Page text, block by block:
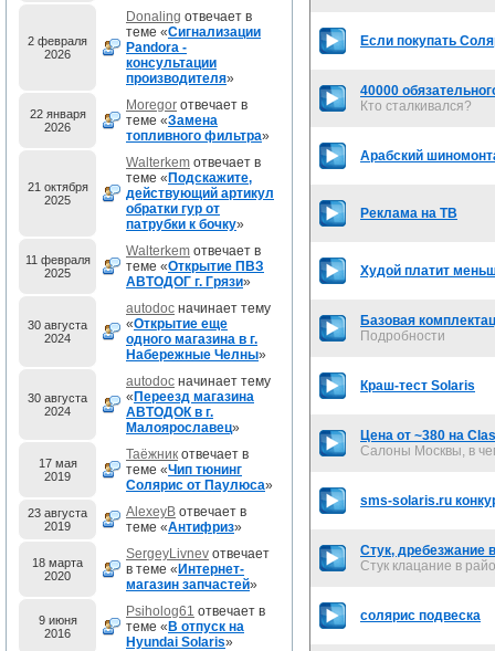
2 февраля
2026
Donaling отвечает в
теме «Сигнализации
Pandora -
консультации
производителя»
22 января
2026
Moregor отвечает в
теме «Замена
топливного фильтра»
21 октября
2025
Walterkem отвечает в
теме « Подскажите,
действующий артикул
обратки гур от
патрубки к бочку»
11 февраля
2025
Walterkem отвечает в
теме «Открытие ПВЗ
АВТОДОГ г. Грязи»
30 августа
2024
autodoc начинает тему
«Открытие еще
одного магазина в г.
Набережные Челны»
30 августа
2024
autodoc начинает тему
« Переезд магазина
АВТОДОК в г.
Малоярославец»
17 мая
2019
Таёжник отвечает в
теме «Чип тюнинг
Солярис от Паулюса»
23 августа
2019
AlexeyB отвечает в
теме «Антифриз»
18 марта
2020
SergeyLivnev отвечает
в теме « Интернет-
магазин запчастей»
9 июня
2016
Psiholog61 отвечает в
теме « В отпуск на
Hyundai Solaris»
Если покупать
40000
Кто сталкивался?
Арабский
Реклама на ТВ
Худой платит
Базовая
Подробности
Краш-тест Solaris
Цена от ~380 на
Салоны Москвы, в
sms-solaris.ru
Стук, дребезжание
Стук клацание в
солярис подвеска